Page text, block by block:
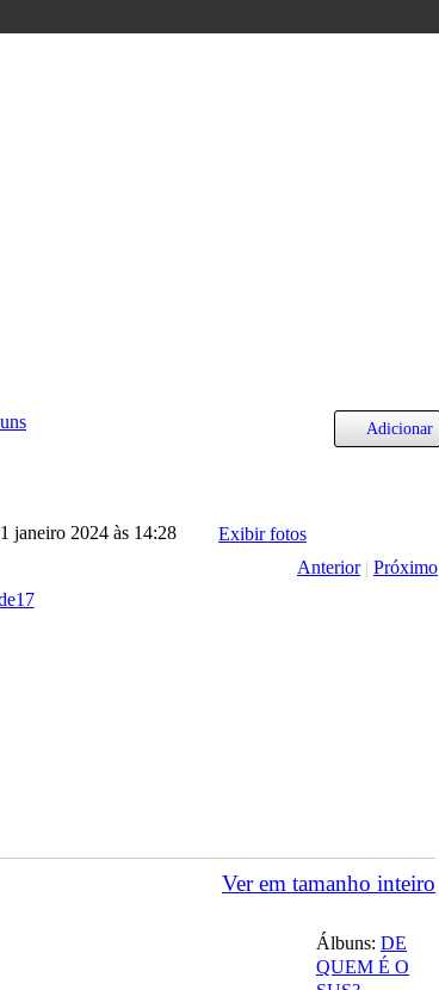
Adicionar
janeiro 2024 às 14:28
Exibir fotos
Anterior | Próximo
Ver em tamanho inteiro
Álbuns: DE
QUEM É O